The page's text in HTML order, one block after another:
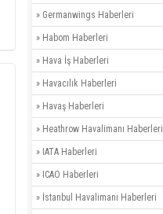
» Germanwings Haberleri
» Habom Haberleri
» Hava İş Haberleri
» Havacılık Haberleri
» Havaş Haberleri
» Heathrow Havalimanı Haberleri
» IATA Haberleri
» ICAO Haberleri
» İstanbul Havalimanı Haberleri